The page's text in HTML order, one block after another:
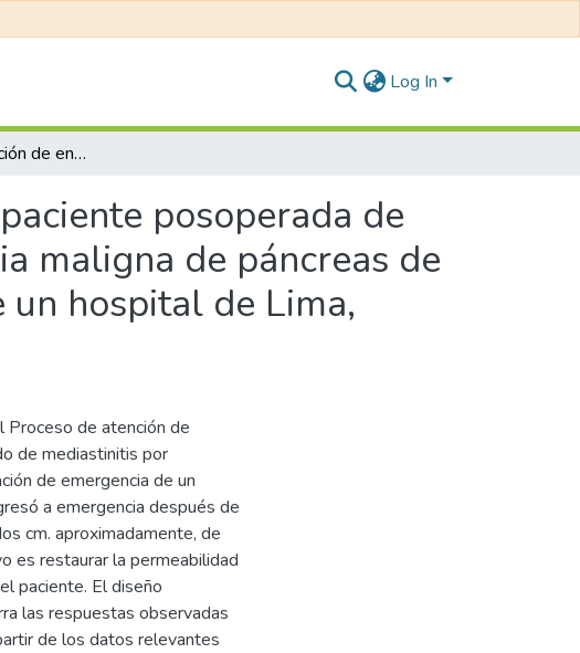
Log In
Proceso de atención de enfermería aplicado a paciente posoperada de duodenopancreatectomía cefálica por neoplasia maligna de páncreas de la Unidad de Recuperación Post Anestésica de un hospital de Lima, 2018
posoperada de
maligna de páncreas de
un hospital de Lima,
Proceso de atención de
de mediastinitis por
de emergencia de un
a emergencia después de
cm. aproximadamente, de
es restaurar la permeabilidad
paciente. El diseño
las respuestas observadas
de los datos relevantes